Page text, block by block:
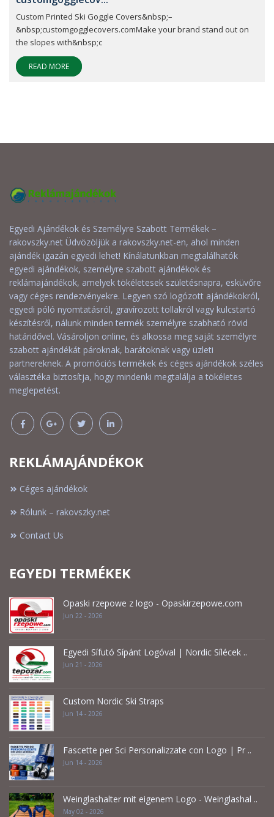
Custom Printed Ski Goggle Covers&nbsp;–
&nbsp;customgogglecovers.comMake your brand stand out on
the slopes with&nbsp;c
READ MORE
Egyedi Ajándékok és Személyre Szabott Termékek –
rakovszky.net Üdvözöljük a rakovszky.net-en, ahol minden
ajándék igazán egyedi lehet! Kínálatunkban megtalálhatók
egyedi ajándékok, személyre szabott ajándékok és
reklámajándékok, amelyek tökéletesek születésnapra, esküvőre
vagy céges rendezvényekre. Legyen szó logózott ajándékokról,
egyedi póló nyomtatásról, gravírozott tollakról vagy kulcstartó
készítésről, nálunk minden termék személyre szabható rövid
határidővel. Vásároljon online, és alkossa meg saját személyre
szabott ajándékát pároknak, barátoknak vagy üzleti
partnereknek. A promóciós termékek és céges ajándékok széles
választéka biztosítja, hogy mindenki megtalálja a tökéletes
meglepetést.
REKLÁMAJÁNDÉKOK
Céges ajándékok
Rólunk – rakovszky.net
Contact Us
EGYEDI TERMÉKEK
Opaski rzepowe z logo - Opaskirzepowe.com
Jun 22 - 2026
Egyedi Sífutó Sípánt Logóval | Nordic Sílécek ..
Jun 21 - 2026
Custom Nordic Ski Straps
Jun 14 - 2026
Fascette per Sci Personalizzate con Logo | Pr ..
Jun 14 - 2026
Weinglashalter mit eigenem Logo - Weinglashal ..
May 02 - 2026